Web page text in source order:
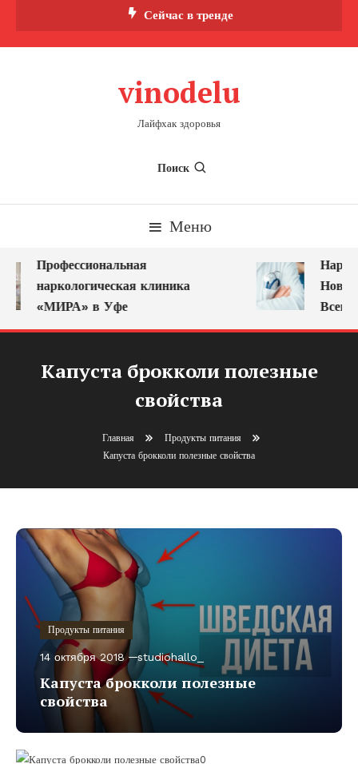
Сейчас в тренде
vinodelu
Лайфхак здоровья
Поиск
Меню
Профессиональная
наркологическая клиника
«МИРА» в Уфе
Капуста брокколи полезные
свойства
Главная
Продукты питания
Капуста брокколи полезные свойства
Продукты питания
14 октября 2018 studiohallo_
Капуста брокколи полезные
свойства